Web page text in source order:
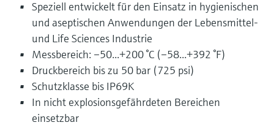
Speziell entwickelt für den Einsatz in hygienischen
und aseptischen Anwendungen der Lebensmittel-
und Life Sciences Industrie
Messbereich: –50...+200 °C (–58...+392 °F)
Druckbereich bis zu 50 bar (725 psi)
Schutzklasse bis IP69K
In nicht explosionsgefährdeten Bereichen
einsetzbar